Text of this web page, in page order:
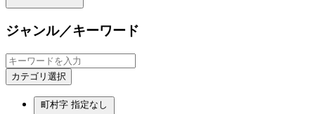
ジャンル／キーワード
カテゴリ選択
町村字 指定なし